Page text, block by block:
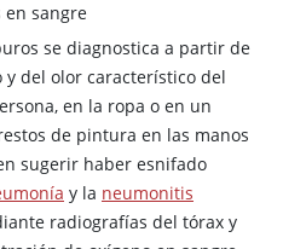
en sangre
se diagnostica a partir de
del olor característico del
en la ropa o en un
de pintura en las manos
sugerir haber esnifado
y la neumonitis
radiografías del tórax y